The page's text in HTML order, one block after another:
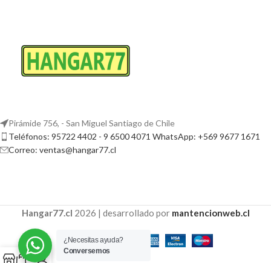
Pirámide 756, - San Miguel Santiago de Chile
Teléfonos: 95722 4402 - 9 6500 4071 WhatsApp: +569 9677 1671
Correo: ventas@hangar77.cl
Hangar77.cl 2026 | desarrollado por mantencionweb.cl
¿Necesitas ayuda?
Conversemos